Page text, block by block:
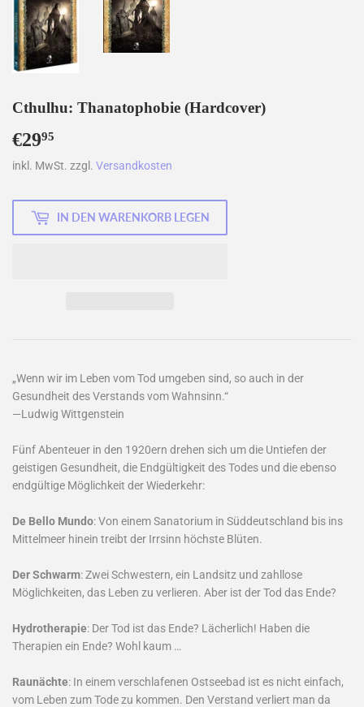
Cthulhu: Thanatophobie (Hardcover)
€2995
inkl. MwSt. zzgl. Versandkosten
IN DEN WARENKORB LEGEN
„Wenn wir im Leben vom Tod umgeben sind, so auch in der
Gesundheit des Verstands vom Wahnsinn.“
—Ludwig Wittgenstein
Fünf Abenteuer in den 1920ern drehen sich um die Untiefen der
geistigen Gesundheit, die Endgültigkeit des Todes und die ebenso
endgültige Möglichkeit der Wiederkehr:
De Bello Mundo: Von einem Sanatorium in Süddeutschland bis ins
Mittelmeer hinein treibt der Irrsinn höchste Blüten.
Der Schwarm: Zwei Schwestern, ein Landsitz und zahllose
Möglichkeiten, das Leben zu verlieren. Aber ist der Tod das Ende?
Hydrotherapie: Der Tod ist das Ende? Lächerlich! Haben die
Therapien ein Ende? Wohl kaum …
Raunächte: In einem verschlafenen Ostseebad ist es nicht einfach,
vom Leben zum Tode zu kommen. Den Verstand verliert man da